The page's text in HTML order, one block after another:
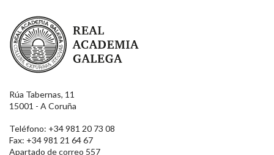
Real Academia Galega
Rúa Tabernas, 11
15001 - A Coruña
Teléfono: +34 981 20 73 08
Fax: +34 981 21 64 67
Apartado de correo 557